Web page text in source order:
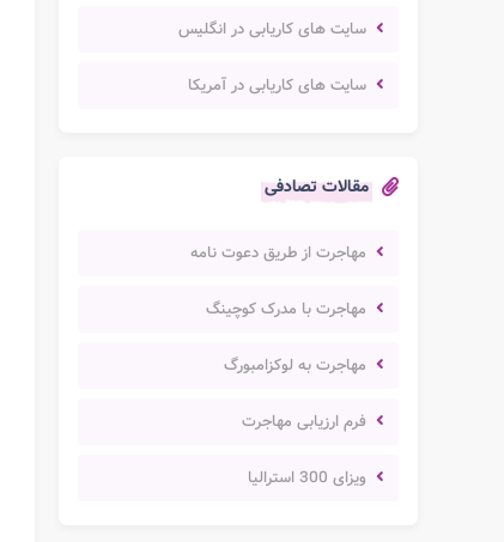
سایت های کاریابی در انگلیس
سایت های کاریابی در آمریکا
مقالات تصادفی
مهاجرت از طریق دعوت نامه
مهاجرت با مدرک کوچینگ
مهاجرت به لوکزامبورگ
فرم ارزیابی مهاجرت
ویزای 300 استرالیا